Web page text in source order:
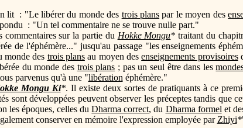
lit : "Le libérer du monde des trois plans par le moyen des
: "Un tel commentaire ne se trouve nulle part."
sur la partie du Hokke Mongu* traitant du
de l'éphémère..." jusqu'au passage "les enseignements
monde des trois plansau moyen desenseignements provisoires
du monde des trois plans ; pas un seul être dans les
parvenus qu'à une "libération éphémère."
Mongu Ki*. Il existe deux sortes de pratiquants à ce
sont développées peuvent observer les préceptes tandis que
les époques, celles duDharma correct, du Dharma formel et
conserver en mémoire l'expression employée par Zhiyi*